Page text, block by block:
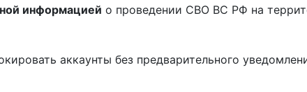
информацией о проведении СВО ВС РФ на
аккаунты без предварительного